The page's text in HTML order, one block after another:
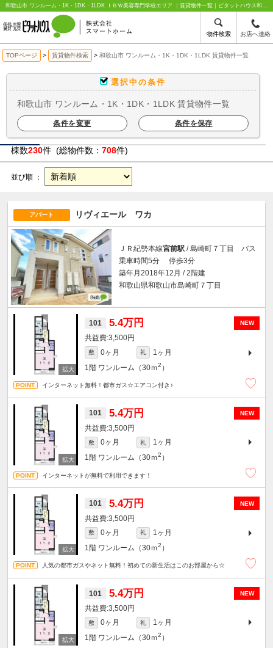
和歌山市 ワンルーム・1K・1DK・1LDK ＩＢＷ美容専門学校エリア ｜賃貸物件一覧｜ピタットハウス和歌山駅前店 株式会社スマートホーム
物件検索 お店へ連絡
TOPページ 賃貸物件検索 和歌山市 ワンルーム・1K・1DK・1LDK 賃貸物件一覧
選択中の条件
和歌山市 ワンルーム・1K・1DK・1LDK 賃貸物件一覧
条件を変更 条件を保存
棟数230件 (総物件数： 708件)
並び順 ：
アパート リヴィエール ワカ
ＪＲ紀勢本線宮前駅 / 島崎町７丁目 バス
乗車時間5分 停歩3分
築年月2018年12月 / 2階建
和歌山県和歌山市島崎町７丁目
NEW
101 5.4万円
3,500円
敷 0ヶ月 礼
1ヶ月
1階 ワンルーム（30ｍ2 ）
インターネット無料！都市ガス☆エアコン付き♪
NEW
101 5.4万円
3,500円
敷 0ヶ月 礼
1ヶ月
1階 ワンルーム（30ｍ2 ）
インターネットが無料で利用できます！
NEW
101 5.4万円
3,500円
敷 0ヶ月 礼
1ヶ月
1階 ワンルーム（30ｍ2 ）
人気の都市ガスやネット無料！初めての新生活はこのお部屋から☆
NEW
101 5.4万円
3,500円
敷 0ヶ月 礼
1ヶ月
1階 ワンルーム（30ｍ2 ）